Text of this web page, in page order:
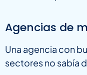
Agencias de
Una agencia con
sectores no sabía